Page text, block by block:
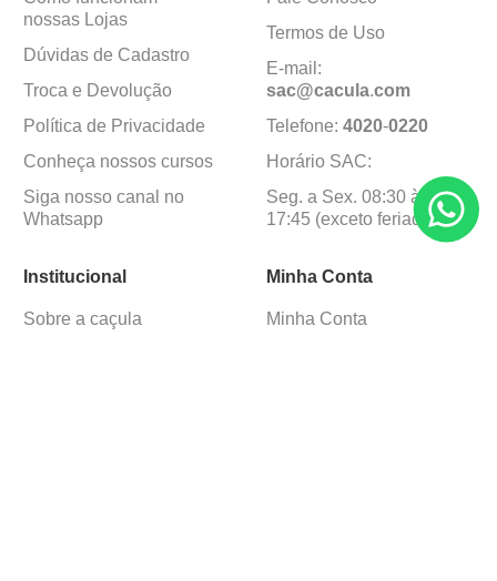
nossas Lojas
Dúvidas de Cadastro
Troca e Devolução
Política de Privacidade
Conheça nossos cursos
Siga nosso canal no
Whatsapp
Termos de Uso
E-mail:
sac@cacula.com
Telefone: 4020-0220
Horário SAC:
Seg. a Sex. 08:30 às
17:45 (exceto feriados)
Institucional
Sobre a caçula
Minha Conta
Minha Conta